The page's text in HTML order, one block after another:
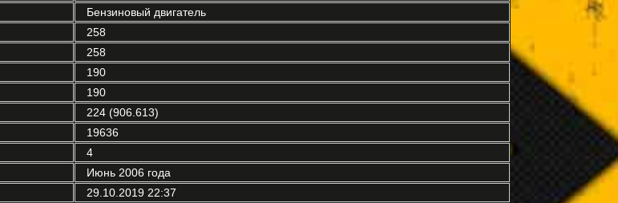
Бензиновый двигатель
258
258
190
190
224 (906.613)
19636
4
Июнь 2006 года
29.10.2019 22:37